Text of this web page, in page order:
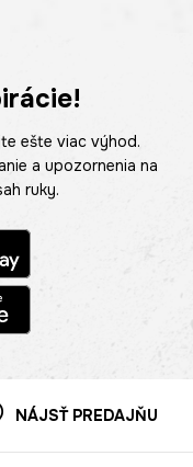
ešte viac výhod.
a upozornenia na
ruky.
NÁJSŤ PREDAJŇU